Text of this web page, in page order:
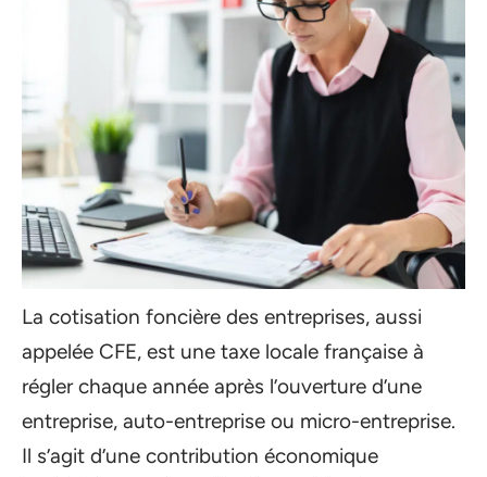
La cotisation foncière des entreprises, aussi
appelée CFE, est une taxe locale française à
régler chaque année après l’ouverture d’une
entreprise, auto-entreprise ou micro-entreprise.
Il s’agit d’une contribution économique